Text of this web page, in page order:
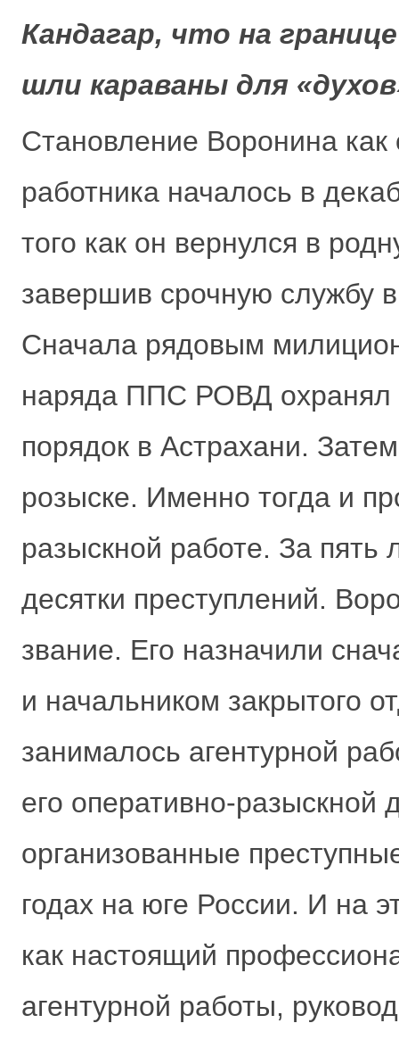
Кандагар, что на
шли караваны для
Становление Воронина как
работника началось в
того как он вернулся в
завершив срочную службу
Сначала рядовым
наряда ППС РОВД охранял
порядок в Астрахани.
розыске. Именно тогда и
разыскной работе. За
десятки преступлений.
звание. Его назначили
и начальником закрытого
занималось агентурной
его оперативно-разыскной
организованные
годах на юге России. И на
как настоящий
агентурной работы,